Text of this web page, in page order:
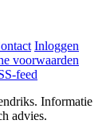
Inloggen
voorwaarden
feed
Informatie
advies.